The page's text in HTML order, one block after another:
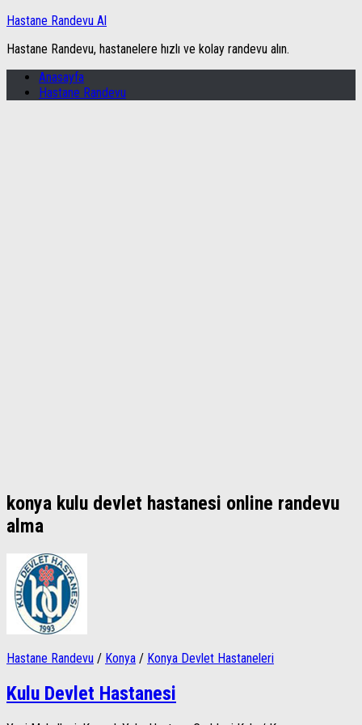
Hastane Randevu Al
Hastane Randevu, hastanelere hızlı ve kolay randevu alın.
Anasayfa
Hastane Randevu
konya kulu devlet hastanesi online randevu
alma
Hastane Randevu / Konya / Konya Devlet Hastaneleri
Kulu Devlet Hastanesi